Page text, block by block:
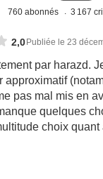
760 abonnés 3 167
2,0Publiée le 23
par harazd.
approximatif
pas mal mis en
quelques
choix